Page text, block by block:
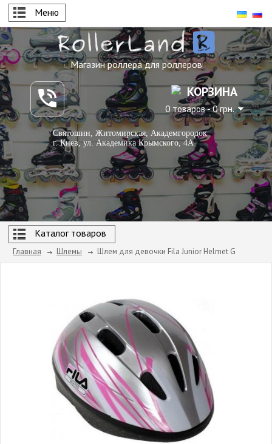
Меню
Магазин роллера для роллеров
КОРЗИНА
0 товаров - 0 грн.
Святошин, Житомирская, Академгородок
г. Киев, ул. Академика Крымского, 4А
Каталог товаров
Главная Шлемы Шлем для девочки Fila Junior Helmet G